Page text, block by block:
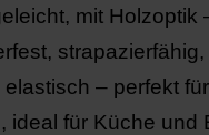
mit
– perfekt
ideal für Küche und